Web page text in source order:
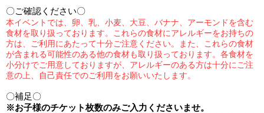
〇ご確認ください〇
本イベントでは、卵、乳、小麦、大豆、バナナ、アーモンドを含む
食材を取り扱っております。これらの食材にアレルギーをお持ちの
方は、ご利用にあたって十分ご注意ください。
また、これらの食材
が含まれる可能性のある他の食材も取り扱っております。各食材を
小分けでご用意しておりますが、アレルギーのある方は十分にご注
意の上、自己責任でのご利用をお願いいたします。
〇補足〇
※お子様のチケット枚数のみご入力くださいませ。